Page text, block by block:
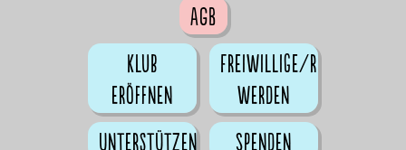
AGB
Klub
eröffnen
Freiwillige/r
werden
Unterstützen
Spenden